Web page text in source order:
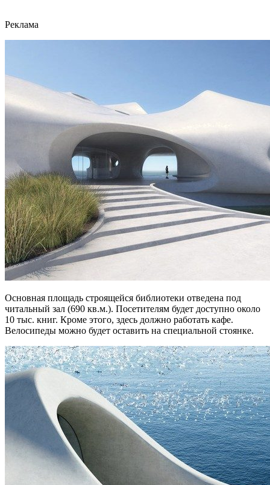
Реклама
Основная площадь строящейся библиотеки отведена под
читальный зал (690 кв.м.). Посетителям будет доступно около
10 тыс. книг. Кроме этого, здесь должно работать кафе.
Велосипеды можно будет оставить на специальной стоянке.